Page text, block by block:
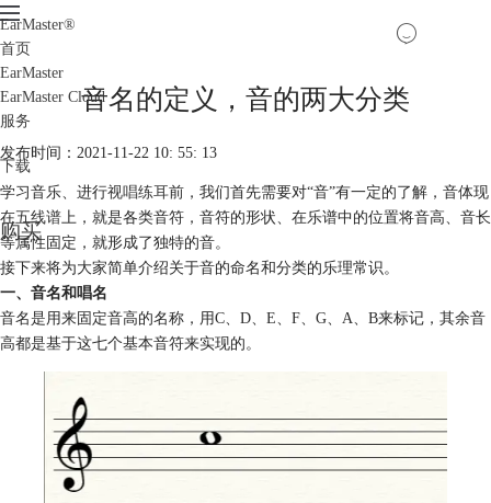
EarMaster®
首页
EarMaster
EarMaster Cloud
服务
下载
购买
音名的定义，音的两大分类
发布时间：2021-11-22 10: 55: 13
学习音乐、进行视唱练耳前，我们首先需要对“音”有一定的了解，音体现
在五线谱 上，就是各类音符，音符的形状、在乐谱中的位置将音高、音长
等属性固定，就形成了独特的音。
接下来将为大家简单介绍关于音的命名和分类的乐理常识。
一、音名和唱名
音名是用来固定音高的名称，用C、D、E、F、G、A、B来标记，其余音
高都是基于这七个基本音符来实现的。